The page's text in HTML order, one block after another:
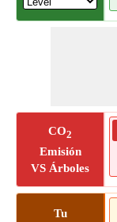
CO2
Emisión
VS Árboles
Tu